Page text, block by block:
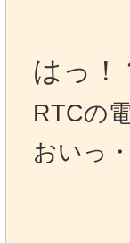
はっ！
RTCの
おいっ